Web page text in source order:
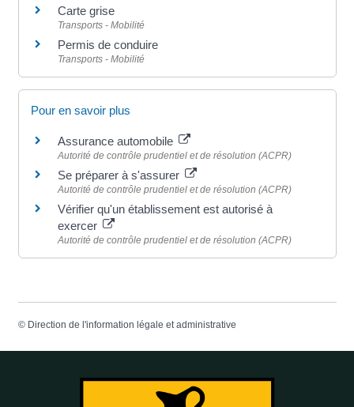
Carte grise
Transports - Mobilité
Permis de conduire
Transports - Mobilité
Pour en savoir plus
Assurance automobile
Autorité de contrôle prudentiel et de résolution (ACPR)
Se préparer à s'assurer
Autorité de contrôle prudentiel et de résolution (ACPR)
Vérifier qu'un établissement est autorisé à
exercer
Autorité de contrôle prudentiel et de résolution (ACPR)
© Direction de l'information légale et administrative